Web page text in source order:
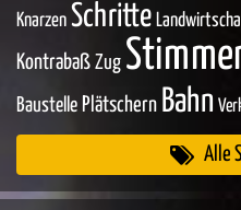
Knarzen Schritte
Kontrabaß Zug
Baustelle Plätschern Bahn
Alle